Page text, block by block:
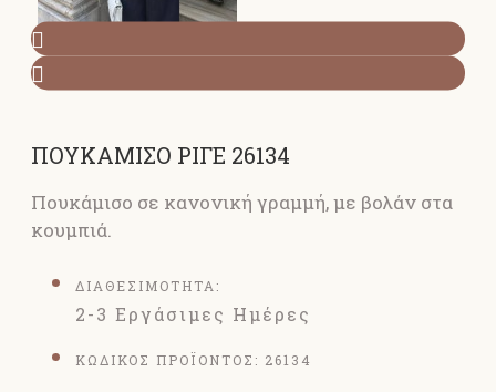
ΠΟΥΚΑΜΙΣΟ ΡΙΓΕ 26134
Πουκάμισο σε κανονική γραμμή, με βολάν στα
κουμπιά.
ΔΙΑΘΕΣΙΜΟΤΗΤΑ:
2-3 Εργάσιμες Ημέρες
ΚΩΔΙΚΟΣ ΠΡΟΪΟΝΤΟΣ: 26134